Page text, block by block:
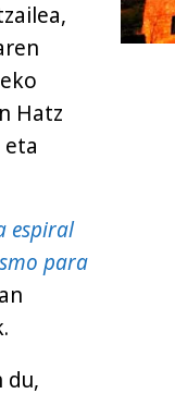
Hatz
espiral
para
du,